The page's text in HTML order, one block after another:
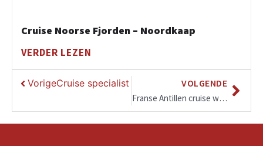
Cruise Noorse Fjorden – Noordkaap
VERDER LEZEN
VorigeCruise specialist aan het woord: interviews,
VOLGENDE
Franse Antillen cruise winter 2026-2027: eilandhoppen vanuit Martinique, Guadeloupe en Barbados